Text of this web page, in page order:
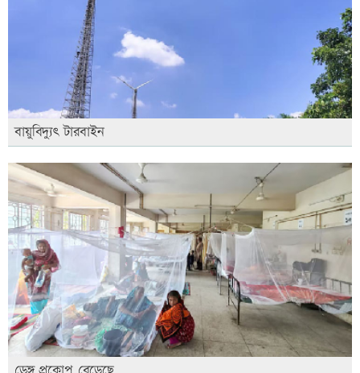
বায়ুবিদ্যুৎ টারবাইন